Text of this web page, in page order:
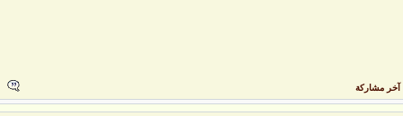
آخر مشاركة